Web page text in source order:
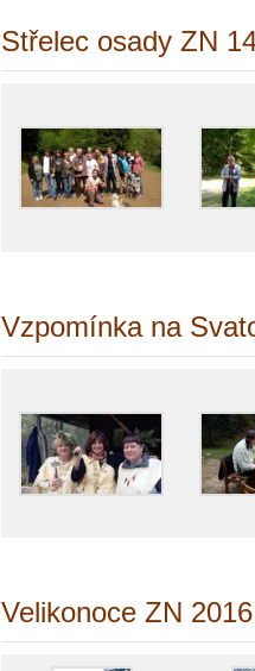
Střelec osady ZN
Vzpomínka na
Velikonoce ZN 2016